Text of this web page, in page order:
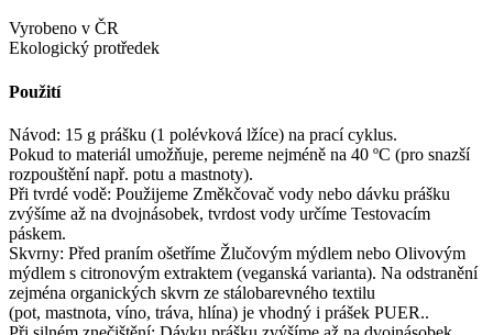
Vyrobeno v ČR
Ekologický protředek
Použití
Návod: 15 g prášku (1 polévková lžíce) na prací cyklus.
Pokud to materiál umožňuje, pereme nejméně na 40 ºC (pro snazší
rozpouštění např. potu a mastnoty).
Při tvrdé vodě: Použijeme Změkčovač vody nebo dávku prášku
zvýšíme až na dvojnásobek, tvrdost vody určíme Testovacím
páskem.
Skvrny: Před praním ošetříme Žlučovým mýdlem nebo Olivovým
mýdlem s citronovým extraktem (veganská varianta). Na odstranění
zejména organických skvrn ze stálobarevného textilu
(pot, mastnota, víno, tráva, hlína) je vhodný i prášek PUER..